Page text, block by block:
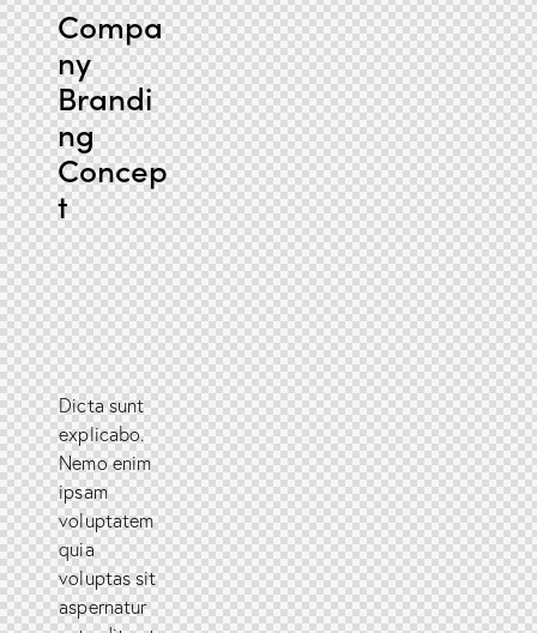
Compa
ny
Brandi
ng
Concep
t
Dicta sunt
explicabo.
Nemo enim
ipsam
voluptatem
quia
voluptas sit
aspernatur